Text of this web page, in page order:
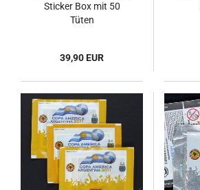
Sticker Box mit 50
Tüten
39,90 EUR